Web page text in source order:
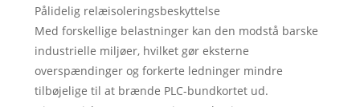
Pålidelig relæisoleringsbeskyttelse
Med forskellige belastninger kan den modstå barske
industrielle miljøer, hvilket gør eksterne
overspændinger og forkerte ledninger mindre
tilbøjelige til at brænde PLC-bundkortet ud.